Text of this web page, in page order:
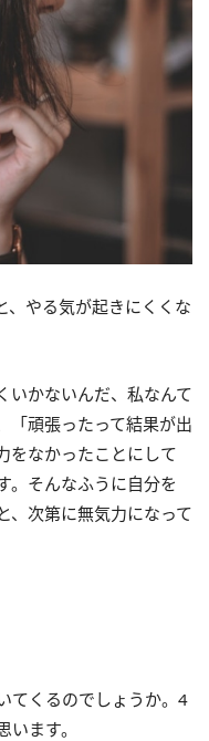
、やる気が起きにくくな
いかないんだ、私なんて
「頑張ったって結果が出
をなかったことにして
。そんなふうに自分を
、次第に無気力になって
てくるのでしょうか。4
ます。